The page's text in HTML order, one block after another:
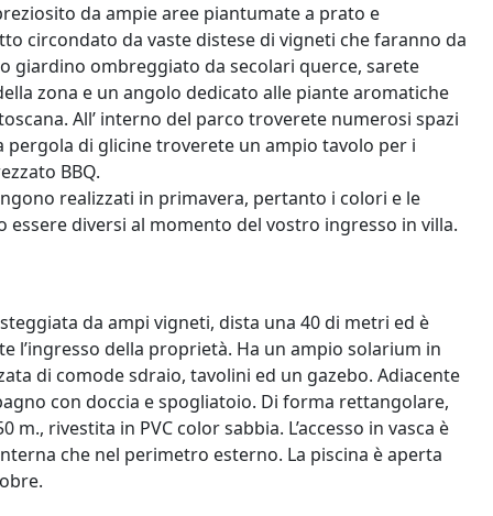
da ampie aree piantumate a prato e
circondato da vaste distese di vigneti che faranno da
giardino ombreggiato da secolari querce, sarete
zona e un angolo dedicato alle piante aromatiche
All’ interno del parco troverete numerosi spazi
di glicine troverete un ampio tavolo per i
BBQ.
realizzati in primavera, pertanto i colori e le
diversi al momento del vostro ingresso in villa.
da ampi vigneti, dista una 40 di metri ed è
l’ingresso della proprietà. Ha un ampio solarium in
di comode sdraio, tavolini ed un gazebo. Adiacente
con doccia e spogliatoio. Di forma rettangolare,
rivestita in PVC color sabbia. L’accesso in vasca è
che nel perimetro esterno. La piscina è aperta